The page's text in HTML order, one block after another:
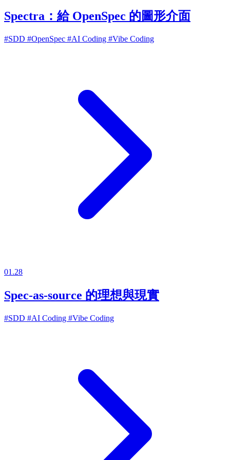
Spectra：給 OpenSpec 的圖形介面
#SDD #OpenSpec #AI Coding #Vibe Coding
01.28
Spec-as-source 的理想與現實
#SDD #AI Coding #Vibe Coding